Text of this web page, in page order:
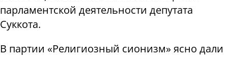
парламентской деятельности депутата
Суккота.
В партии «Религиозный сионизм» ясно дали